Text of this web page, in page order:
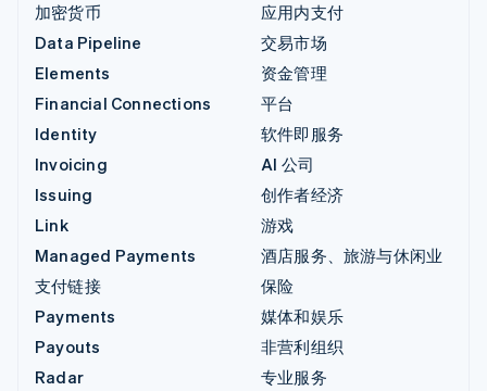
加密货币
Data Pipeline
Elements
Financial Connections
Identity
Invoicing
Issuing
Link
Managed Payments
支付链接
Payments
Payouts
Radar
应用内支付
交易市场
资金管理
平台
软件即服务
AI 公司
创作者经济
游戏
酒店服务、旅游与休闲业
保险
媒体和娱乐
非营利组织
专业服务